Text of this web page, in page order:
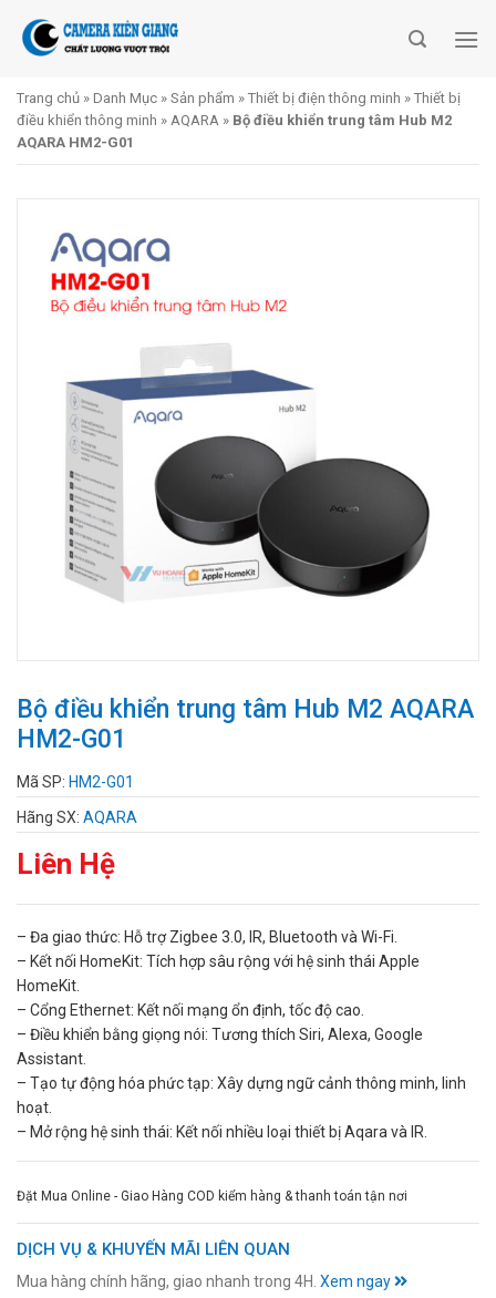
Trang chủ » Danh Mục » Sản phẩm » Thiết bị điện thông minh » Thiết bị
điều khiển thông minh » AQARA » Bộ điều khiển trung tâm Hub M2
AQARA HM2-G01
Bộ điều khiển trung tâm Hub M2 AQARA
HM2-G01
Mã SP: HM2-G01
Hãng SX: AQARA
Liên Hệ
– Đa giao thức: Hỗ trợ Zigbee 3.0, IR, Bluetooth và Wi-Fi.
– Kết nối HomeKit: Tích hợp sâu rộng với hệ sinh thái Apple
HomeKit.
– Cổng Ethernet: Kết nối mạng ổn định, tốc độ cao.
– Điều khiển bằng giọng nói: Tương thích Siri, Alexa, Google
Assistant.
– Tạo tự động hóa phức tạp: Xây dựng ngữ cảnh thông minh, linh
hoạt.
– Mở rộng hệ sinh thái: Kết nối nhiều loại thiết bị Aqara và IR.
Đặt Mua Online - Giao Hàng COD kiểm hàng & thanh toán tận nơi
DỊCH VỤ & KHUYẾN MÃI LIÊN QUAN
Mua hàng chính hãng, giao nhanh trong 4H. Xem ngay